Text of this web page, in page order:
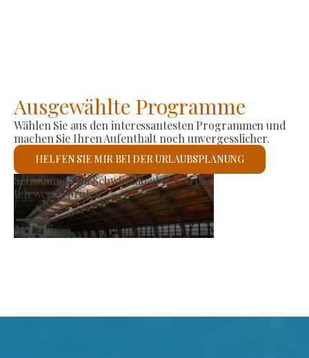
Ausgewählte Programme
Wählen Sie aus den interessantesten Programmen und
machen Sie Ihren Aufenthalt noch unvergesslicher.
HELFEN SIE MIR BEI DER URLAUBSPLANUNG
Erzeugermarkt
Ich werde prüfen